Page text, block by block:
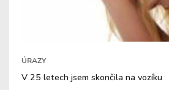
ÚRAZY
V 25 letech jsem skončila na vozíku